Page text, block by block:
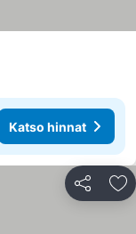
Katso hinnat
Jaa